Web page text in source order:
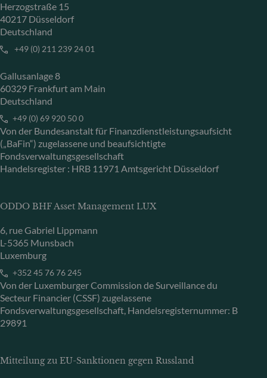
Herzogstraße 15
40217 Düsseldorf
Deutschland
+49 (0) 211 239 24 01
Gallusanlage 8
60329 Frankfurt am Main
Deutschland
+49 (0) 69 920 50 0
Von der Bundesanstalt für Finanzdienstleistungsaufsicht
(„BaFin“) zugelassene und beaufsichtigte
Fondsverwaltungsgesellschaft
Handelsregister : HRB 11971 Amtsgericht Düsseldorf
ODDO BHF Asset Management LUX
6, rue Gabriel Lippmann
L-5365 Munsbach
Luxemburg
+352 45 76 76 245
Von der Luxemburger Commission de Surveillance du
Secteur Financier (CSSF) zugelassene
Fondsverwaltungsgesellschaft, Handelsregisternummer: B
29891
Mitteilung zu EU-Sanktionen gegen Russland